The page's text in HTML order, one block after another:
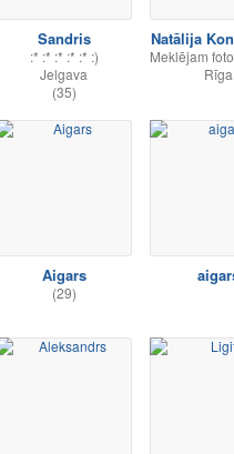
Sandris
:* :* :* :* :* :)
Jelgava
(35)
Natālija
Meklējam
Rīga
Aigars
(29)